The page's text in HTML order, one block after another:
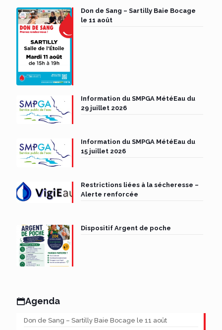
Don de Sang – Sartilly Baie Bocage
le 11 août
Information du SMPGA MétéEau du
29 juillet 2026
Information du SMPGA MétéEau du
15 juillet 2026
Restrictions liées à la sécheresse –
Alerte renforcée
Dispositif Argent de poche
Agenda
Don de Sang – Sartilly Baie Bocage le 11 août